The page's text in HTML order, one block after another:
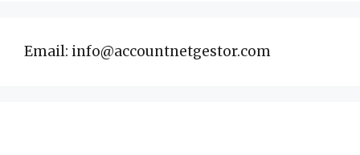
Email: info@accountnetgestor.com